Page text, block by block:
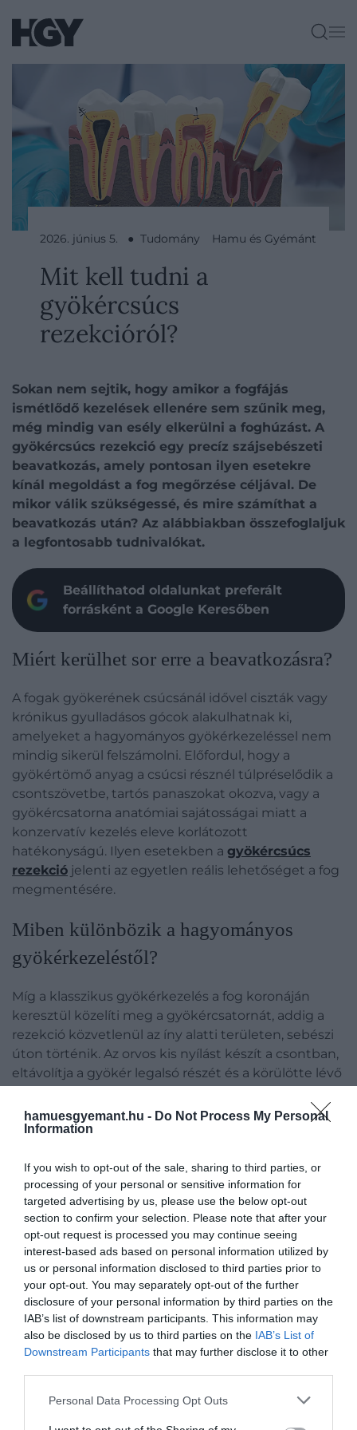
hamuesgyemant.hu - Do Not Process My Personal
Information
If you wish to opt-out of the sale, sharing to third parties, or
processing of your personal or sensitive information for
targeted advertising by us, please use the below opt-out
section to confirm your selection. Please note that after your
opt-out request is processed you may continue seeing
interest-based ads based on personal information utilized by
us or personal information disclosed to third parties prior to
your opt-out. You may separately opt-out of the further
disclosure of your personal information by third parties on the
IAB’s list of downstream participants. This information may
also be disclosed by us to third parties on the IAB’s List of
Downstream Participants that may further disclose it to other
Please note that this website/app uses one or more Google
Personal Data Processing Opt Outs
2026. június 5. ● Tudomány Hamu és Gyémánt
Mit kell tudni a
gyökércsúcs
rezekcióról?
Sokan nem sejtik, hogy amikor a fogfájás
ismétlődő kezelések ellenére sem szűnik meg,
még mindig van esély elkerülni a foghúzást. A
gyökércsúcs rezekció egy precíz szájsebészeti
beavatkozás, amely pontosan ilyen esetekre
kínál megoldást a fog megőrzése céljával. De
mikor válik szükségessé, és mire számíthat a
beavatkozás után? Az alábbiakban összefoglaljuk
a legfontosabb tudnivalókat.
Beállíthatod oldalunkat preferált
forrásként a Google Keresőben
Miért kerülhet sor erre a beavatkozásra?
A fogak gyökerének csúcsánál idővel ciszták vagy
krónikus gyulladásos gócok alakulhatnak ki,
amelyeket a hagyományos gyökérkezeléssel nem
mindig sikerül felszámolni. Előfordul, hogy a
gyökértömő anyag a csúcsi résznél túlpréselődik a
csontszövetbe, tartós panaszokat okozva, vagy a
gyökércsatorna anatómiai sajátosságai miatt a
konzervatív kezelés eleve korlátozott
hatékonyságú. Ilyen esetekben a gyökércsúcs
rezekció jelenti az egyetlen reális lehetőséget a fog
megmentésére.
Miben különbözik a hagyományos
gyökérkezeléstől?
Míg a klasszikus gyökérkezelés a fog koronáján
keresztül közelíti meg a gyökércsatornát, addig a
rezekció közvetlenül az íny alatti területen, sebészi
úton történik. Az orvos kis nyílást készít a csontban,
eltávolítja a gyökér legalsó részét és a körülötte lévő
csúcsi végét. A beavatkozás helyi érzéstelenítésben
zajlik, így teljesen fájdalommentes, és általában 30–
szakértelmet és precizitást igényel, ezért kiemelten
fontos tapasztalt szájsebészhez fordulni.
Mire számíthat a gyógyulás során?
A műtétet követő első napokban enyhe duzzanat
és fájdalom tapasztalható, amely
gyulladáscsökkentőkkel jól kezelhető. A
varratszedésre általában 7–10 nappal később kerül
sor, az aktív sebgyógyulás 2–4 hétig tart. A
csontregeneráció folyamata ennél jóval hosszabb,
két éven át rendszeres fogászati ellenőrzés és